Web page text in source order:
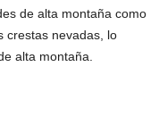
de alta montaña como
crestas nevadas, lo
alta montaña.